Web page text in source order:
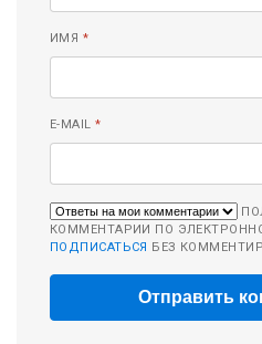
ИМЯ *
E-MAIL*
КОММЕНТАРИИ ПО
ПОДПИСАТЬСЯ БЕЗ